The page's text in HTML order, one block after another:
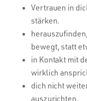
Vertrauen in
stärken.
bewegt, statt
in Kontakt mit
wirklich
dich nicht
auszurichten.